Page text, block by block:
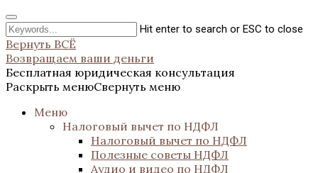
Hit enter to search or ESC to close
Вернуть ВСЁ
Возвращаем ваши деньги
Бесплатная юридическая консультация
Раскрыть менюСвернуть меню
Меню
Налоговый вычет по НДФЛ
Налоговый вычет по НДФЛ
Полезные советы НДФЛ
Аудио и видео по НДФЛ